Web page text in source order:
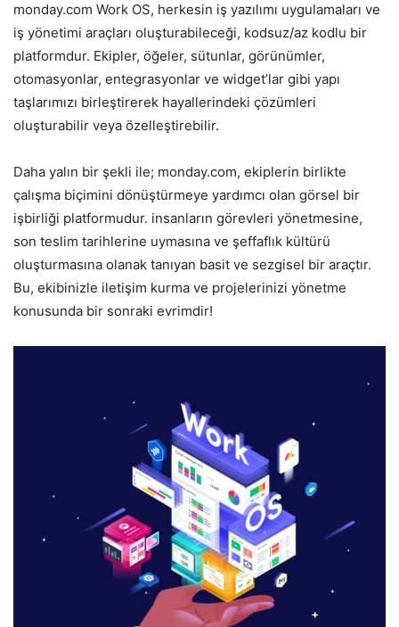
monday.com Work OS, herkesin iş yazılımı uygulamaları ve
iş yönetimi araçları oluşturabileceği, kodsuz/az kodlu bir
platformdur. Ekipler, öğeler, sütunlar, görünümler,
otomasyonlar, entegrasyonlar ve widget’lar gibi yapı
taşlarımızı birleştirerek hayallerindeki çözümleri
oluşturabilir veya özelleştirebilir.
Daha yalın bir şekli ile; monday.com, ekiplerin birlikte
çalışma biçimini dönüştürmeye yardımcı olan görsel bir
işbirliği platformudur. insanların görevleri yönetmesine,
son teslim tarihlerine uymasına ve şeffaflık kültürü
oluşturmasına olanak tanıyan basit ve sezgisel bir araçtır.
Bu, ekibinizle iletişim kurma ve projelerinizi yönetme
konusunda bir sonraki evrimdir!